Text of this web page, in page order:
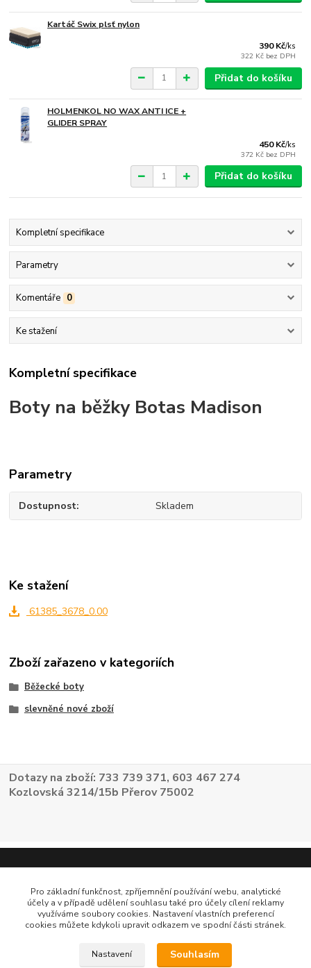
Kartáč Swix plsť nylon
390 Kč/ks
322 Kč bez DPH
Přidat do košíku
HOLMENKOL NO WAX ANTI ICE +
GLIDER SPRAY
450 Kč/ks
372 Kč bez DPH
Přidat do košíku
Kompletní specifikace
Parametry
Komentáře 0
Ke stažení
Kompletní specifikace
Boty na běžky Botas Madison
Parametry
Dostupnost Skladem
Ke stažení
61385_3678_0.00
Zboží zařazeno v kategoriích
Běžecké boty
slevněné nové zboží
Dotazy na zboží: 733 739 371, 603 467 274
Kozlovská 3214/15b Přerov 75002
Pro základní funkčnost, zpříjemnění používání webu, analytické
účely a v případě udělení souhlasu také pro účely cílení reklamy
využíváme soubory cookies. Nastavení vlastních preferencí
cookies můžete kdykoli upravit odkazem ve spodní části stránek.
Nastavení Souhlasím